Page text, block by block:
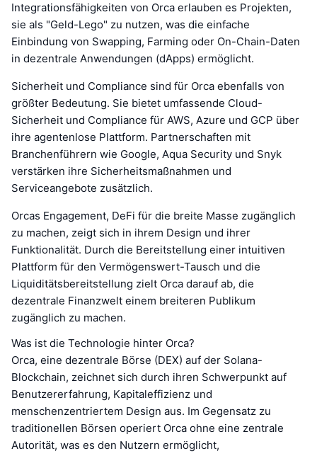
Integrationsfähigkeiten von Orca erlauben es Projekten,
sie als "Geld-Lego" zu nutzen, was die einfache
Einbindung von Swapping, Farming oder On-Chain-Daten
in dezentrale Anwendungen (dApps) ermöglicht.
Sicherheit und Compliance sind für Orca ebenfalls von
größter Bedeutung. Sie bietet umfassende Cloud-
Sicherheit und Compliance für AWS, Azure und GCP über
ihre agentenlose Plattform. Partnerschaften mit
Branchenführern wie Google, Aqua Security und Snyk
verstärken ihre Sicherheitsmaßnahmen und
Serviceangebote zusätzlich.
Orcas Engagement, DeFi für die breite Masse zugänglich
zu machen, zeigt sich in ihrem Design und ihrer
Funktionalität. Durch die Bereitstellung einer intuitiven
Plattform für den Vermögenswert-Tausch und die
Liquiditätsbereitstellung zielt Orca darauf ab, die
dezentrale Finanzwelt einem breiteren Publikum
zugänglich zu machen.
Was ist die Technologie hinter Orca?
Orca, eine dezentrale Börse (DEX) auf der Solana-
Blockchain, zeichnet sich durch ihren Schwerpunkt auf
Benutzererfahrung, Kapitaleffizienz und
menschenzentriertem Design aus. Im Gegensatz zu
traditionellen Börsen operiert Orca ohne eine zentrale
Autorität, was es den Nutzern ermöglicht,